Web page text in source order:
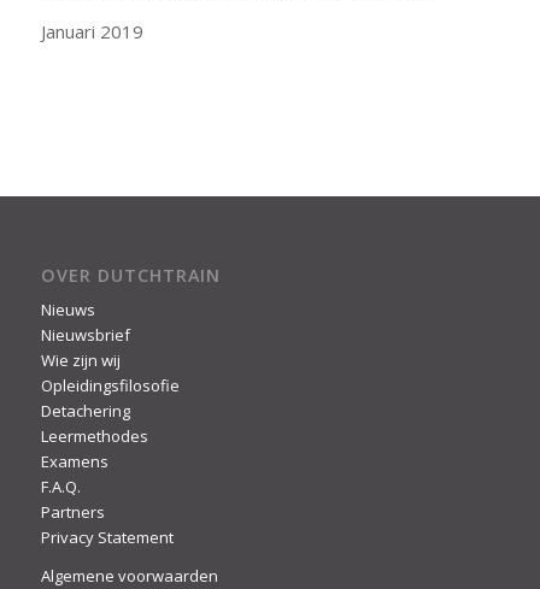
Januari 2019
OVER DUTCHTRAIN
Nieuws
Nieuwsbrief
Wie zijn wij
Opleidingsfilosofie
Detachering
Leermethodes
Examens
F.A.Q.
Partners
Privacy Statement
Algemene voorwaarden